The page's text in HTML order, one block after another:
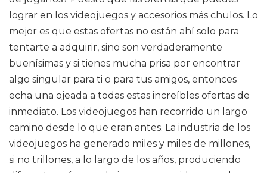
lograr en los videojuegos y accesorios más chulos. Lo
mejor es que estas ofertas no están ahí solo para
tentarte a adquirir, sino son verdaderamente
buenísimas y si tienes mucha prisa por encontrar
algo singular para ti o para tus amigos, entonces
echa una ojeada a todas estas increíbles ofertas de
inmediato. Los videojuegos han recorrido un largo
camino desde lo que eran antes. La industria de los
videojuegos ha generado miles y miles de millones,
si no trillones, a lo largo de los años, produciendo